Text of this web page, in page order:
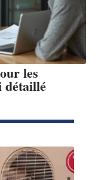
les
détaillé